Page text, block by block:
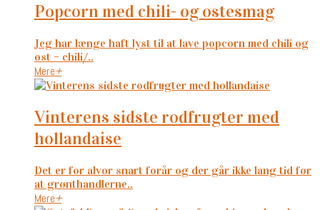
popcorn med chili- og ostesmag
Jeg har længe haft lyst til at lave popcorn med chili og
ost – chili/..
Mere+
vinterens sidste rodfrugter med
hollandaise
Det er for alvor snart forår og der går ikke lang tid før
at grønthandlerne..
Mere+